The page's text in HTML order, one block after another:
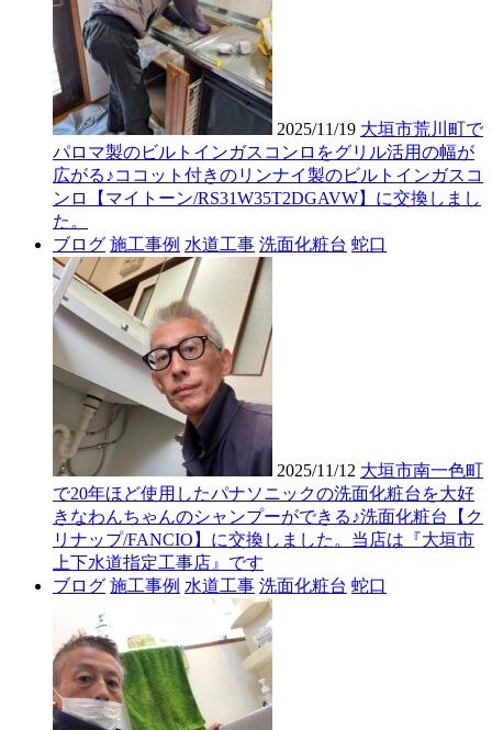
2025/11/19 大垣市荒川町で
パロマ製のビルトインガスコンロをグリル活用の幅が
広がる♪ココット付きのリンナイ製のビルトインガスコ
ンロ【マイトーン/RS31W35T2DGAVW】に交換しまし
た。
ブログ 施工事例 水道工事 洗面化粧台 蛇口
2025/11/12 大垣市南一色町
で20年ほど使用したパナソニックの洗面化粧台を大好
きなわんちゃんのシャンプーができる♪洗面化粧台【ク
リナップ/FANCIO】に交換しました。当店は『大垣市
上下水道指定工事店』です
ブログ 施工事例 水道工事 洗面化粧台 蛇口